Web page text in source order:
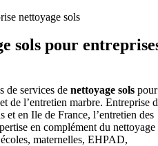
nettoyage sols
sols pour
de services denettoyage sols pour
de l’entretien marbre. Entreprise
et en Ile de France, l’entretien des
en complément du nettoyage
maternelles, EHPAD,